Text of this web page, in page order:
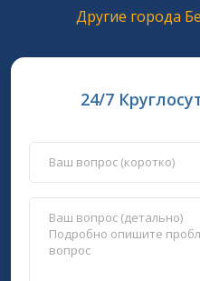
Другие города
24/7